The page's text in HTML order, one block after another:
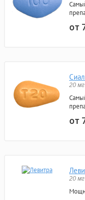
от
20 мг
от
20 мг